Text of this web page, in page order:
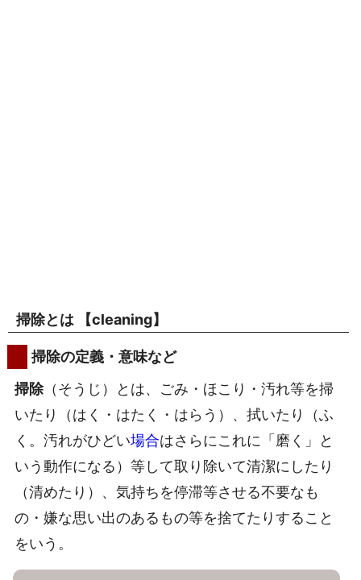
掃除とは 【cleaning】
掃除の定義・意味など
掃除（そうじ）とは、ごみ・ほこり・汚れ等を掃
いたり（はく・はたく・はらう）、拭いたり（ふ
く。汚れがひどい場合はさらにこれに「磨く」と
いう動作になる）等して取り除いて清潔にしたり
（清めたり）、気持ちを停滞等させる不要なも
の・嫌な思い出のあるもの等を捨てたりすること
をいう。